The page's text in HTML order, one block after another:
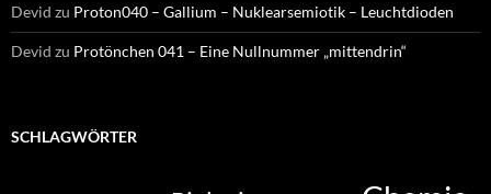
Devid zu Proton040 – Gallium – Nuklearsemiotik – Leuchtdioden
Devid zu Protönchen 041 – Eine Nullnummer „mittendrin“
SCHLAGWÖRTER